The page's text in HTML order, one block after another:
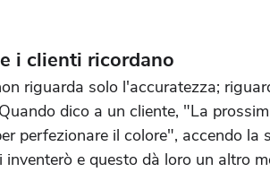
i clienti ricordano
riguarda solo l'accuratezza;
dico a un cliente, "La
perfezionare il colore", accendo la
e questo dà loro un altro